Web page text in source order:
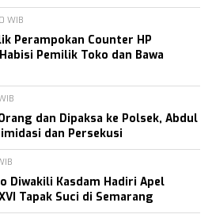
WIB
Perampokan Counter HP
Pemilik Toko dan Bawa
dan Dipaksa ke Polsek, Abdul
dan Persekusi
Diwakili Kasdam Hadiri Apel
Tapak Suci di Semarang